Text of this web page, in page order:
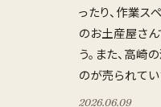
ったり、作業ス
のお土産屋さん
う。また、高崎
のが売られてい
2026.06.09